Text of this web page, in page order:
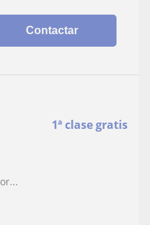
Contactar
1ª clase gratis